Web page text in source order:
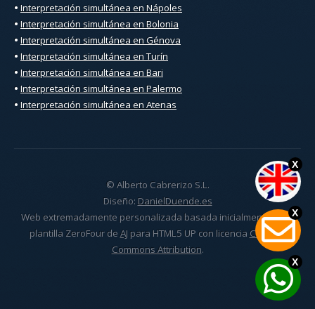
X
X
X
• Interpretación simultánea en Nápoles
• Interpretación simultánea en Bolonia
• Interpretación simultánea en Génova
• Interpretación simultánea en Turín
• Interpretación simultánea en Bari
• Interpretación simultánea en Palermo
• Interpretación simultánea en Atenas
© Alberto Cabrerizo S.L.
Diseño: DanielDuende.es
Web extremadamente personalizada basada inicialmente en la
plantilla ZeroFour de AJ para HTML5 UP con licencia Creative
Commons Attribution.